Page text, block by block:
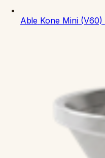
Able Kone Mini (V60)